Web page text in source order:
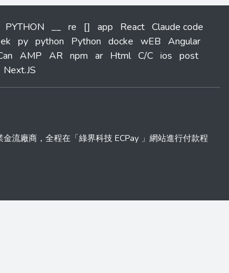
PYTHON __ re [] app React Claude code
py python Python docke wEB Angular
AMP AR npm ar Html C/C ios post
Next.JS
流廠商，全程在「綠界科技 ECPay 」網站進行付款程